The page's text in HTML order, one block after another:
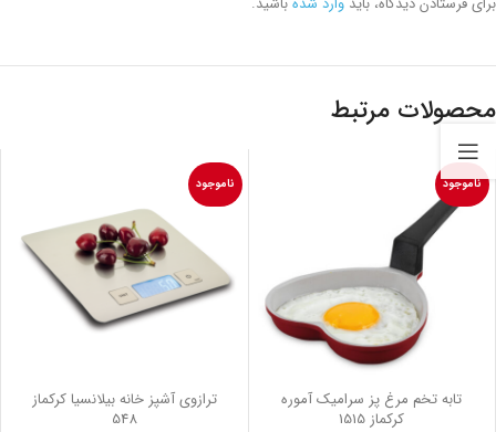
محصولات مرتبط
ناموجود
تابه تخم مرغ پز سرامیک آموره
کرکماز 1515
ناموجود
ترازوی آشپز خانه بیلانسیا کرکماز
548